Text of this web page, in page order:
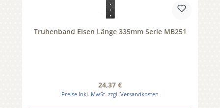
Truhenband Eisen Länge 335mm Serie MB251
Regulärer Preis:
24,37 €
Preise inkl. MwSt. zzgl. Versandkosten